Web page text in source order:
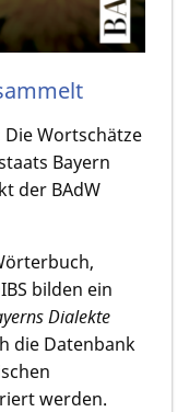
Die Wortschätze
Bayern
der BAdW
bilden ein
Dialekte
die Datenbank
werden.